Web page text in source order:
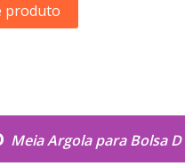
produto
Meia Argola para Bolsa